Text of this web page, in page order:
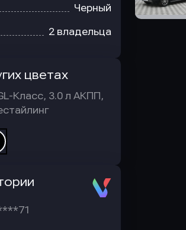
Черный
2 владельца
цветах
Класс, 3.0 л АКПП,